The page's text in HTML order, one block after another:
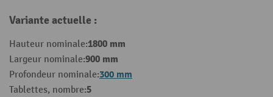
Variante actuelle :
Hauteur nominale:1800 mm
Largeur nominale:900 mm
Profondeur nominale:300 mm
Tablettes, nombre:5